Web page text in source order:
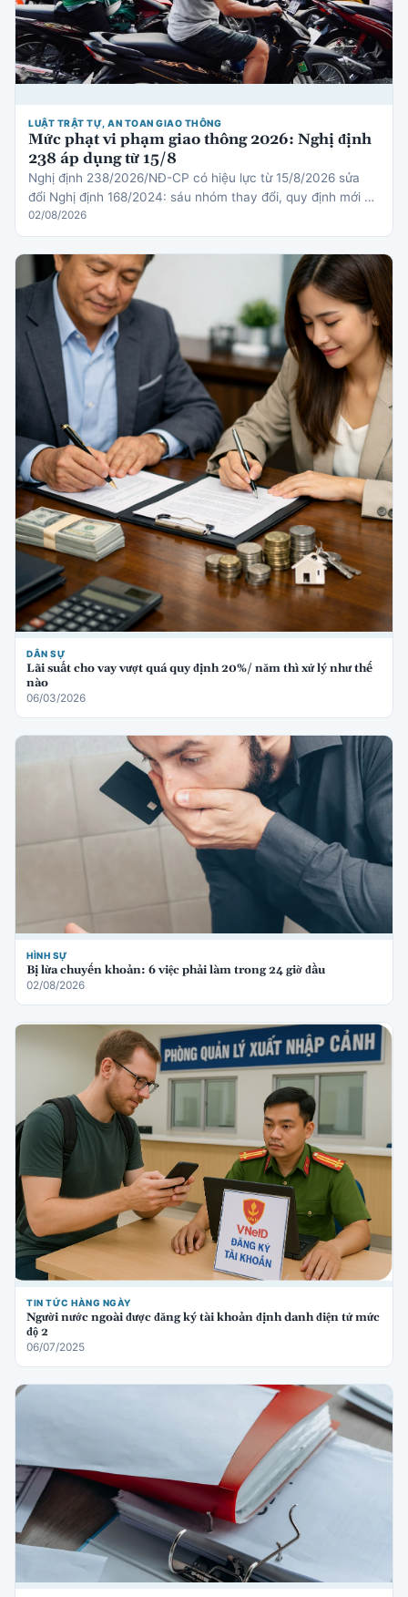
LUẬT TRẬT TỰ, AN TOAN GIAO THÔNG
Mức phạt vi phạm giao thông 2026: Nghị định
238 áp dụng từ 15/8
Nghị định 238/2026/NĐ-CP có hiệu lực từ 15/8/2026 sửa
đổi Nghị định 168/2024: sáu nhóm thay đổi, quy định mới về
thiết bị an toàn cho trẻ em, cơ chế trừ điểm gi…
02/08/2026
DÂN SỰ
Lãi suất cho vay vượt quá quy định 20%/ năm thì xử lý như thế
nào
06/03/2026
HÌNH SỰ
Bị lừa chuyển khoản: 6 việc phải làm trong 24 giờ đầu
02/08/2026
TIN TỨC HÀNG NGÀY
Người nước ngoài được đăng ký tài khoản định danh điện tử mức
độ 2
06/07/2025